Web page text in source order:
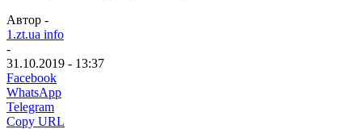
Автор -
1.zt.ua info
-
31.10.2019 - 13:37
Facebook
WhatsApp
Telegram
Copy URL